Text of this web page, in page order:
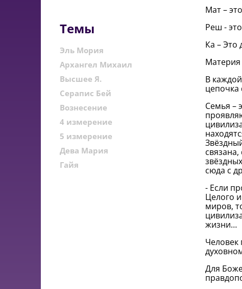
Темы
Эль Мория
Архангел Михаил
Высшее Я.
Серапис Бей
Вознесение
4 измерение
5 измерение
Дева Мария
Гайя
Мат –
Реш -
Ка – Это
Материя
В
цепочка
Семья –
сюда с
- Если
Целого
миров,
жизни…
Человек
Для